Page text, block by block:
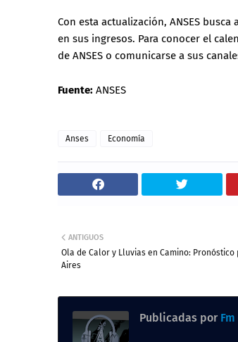
Con esta actualización, ANSES
en sus ingresos. Para conocer el
de ANSES o comunicarse a sus
Fuente: ANSES
Anses Economía
ANTIGUOS
Ola de Calor y Lluvias en Camino: Pronóstico
Aires
Publicadas por